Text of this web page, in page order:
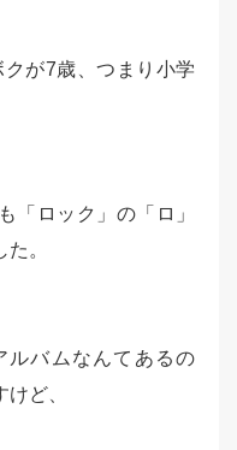
が7歳、つまり小学
「ロック」の「ロ」
。
ルバムなんてあるの
ど、